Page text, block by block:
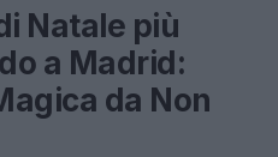
Natale più
a Madrid:
da Non